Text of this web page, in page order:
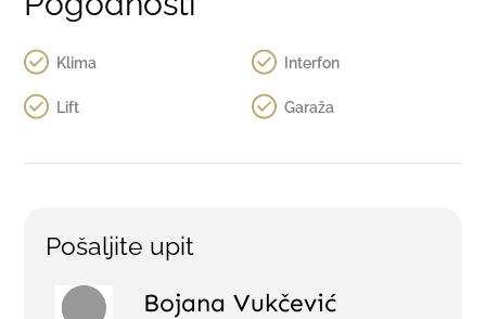
Klima
Lift
Interfon
Garaža
Pošaljite upit
Bojana Vukčević